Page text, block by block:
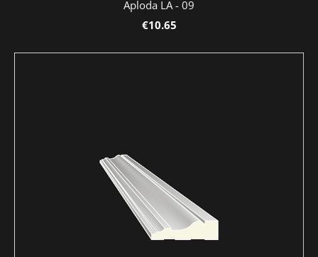
Aploda LA - 09
€10.65